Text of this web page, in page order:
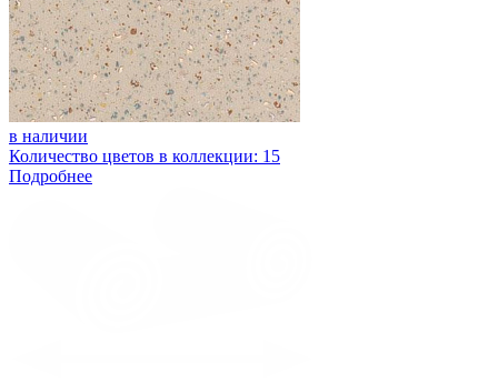
в наличии
Количество цветов в коллекции: 15
Подробнее